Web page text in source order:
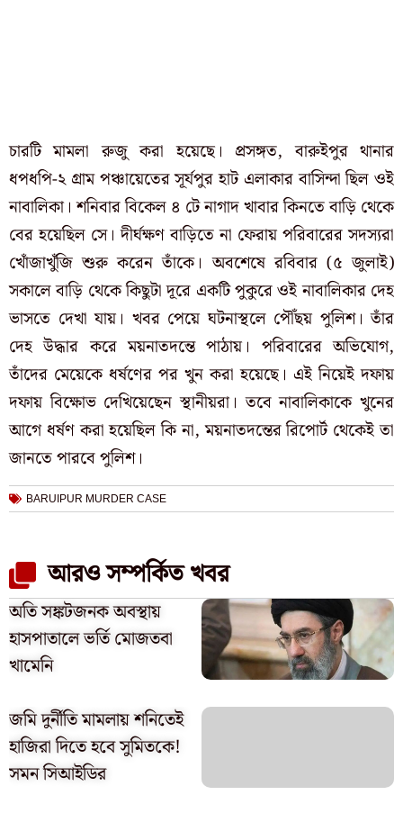
চারটি মামলা রুজু করা হয়েছে। প্রসঙ্গত, বারুইপুর থানার
ধপধপি-২ গ্রাম পঞ্চায়েতের সূর্যপুর হাট এলাকার বাসিন্দা ছিল ওই
নাবালিকা। শনিবার বিকেল ৪ টে নাগাদ খাবার কিনতে বাড়ি থেকে
বের হয়েছিল সে। দীর্ঘক্ষণ বাড়িতে না ফেরায় পরিবারের সদস্যরা
খোঁজাখুঁজি শুরু করেন তাঁকে। অবশেষে রবিবার (৫ জুলাই)
সকালে বাড়ি থেকে কিছুটা দূরে একটি পুকুরে ওই নাবালিকার দেহ
ভাসতে দেখা যায়। খবর পেয়ে ঘটনাস্থলে পৌঁছয় পুলিশ। তাঁর
দেহ উদ্ধার করে ময়নাতদন্তে পাঠায়। পরিবারের অভিযোগ,
তাঁদের মেয়েকে ধর্ষণের পর খুন করা হয়েছে। এই নিয়েই দফায়
দফায় বিক্ষোভ দেখিয়েছেন স্থানীয়রা। তবে নাবালিকাকে খুনের
আগে ধর্ষণ করা হয়েছিল কি না, ময়নাতদন্তের রিপোর্ট থেকেই তা
জানতে পারবে পুলিশ।
BARUIPUR MURDER CASE
আরও সম্পর্কিত খবর
অতি সঙ্কটজনক অবস্থায়
হাসপাতালে ভর্তি মোজতবা
খামেনি
জমি দুর্নীতি মামলায় শনিতেই
হাজিরা দিতে হবে সুমিতকে!
সমন সিআইডির